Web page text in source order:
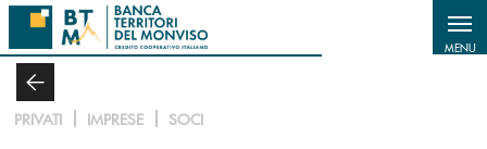
Salta al contenuto principale
MENU
PRIVATI IMPRESE SOCI